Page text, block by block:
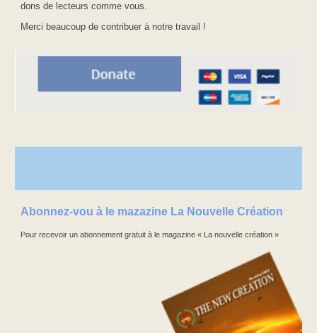
dons de lecteurs comme vous.
Merci beaucoup de contribuer à notre travail !
Abonnez-vou à le mazazine La Nouvelle Création
Pour recevoir un abonnement gratuit à le magazine « La nouvelle création »